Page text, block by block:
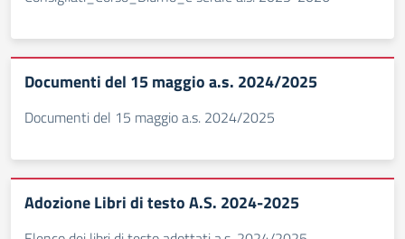
Documenti del 15 maggio a.s. 2024/2025
Documenti del 15 maggio a.s. 2024/2025
Adozione Libri di testo A.S. 2024-2025